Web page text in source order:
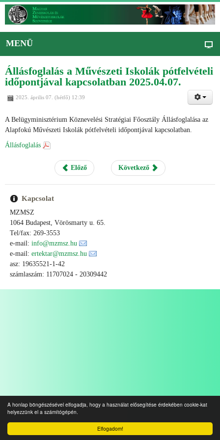
Elfogadom!
A honlap böngészésével elfogadja, hogy a használat elősegítése érdekében cookie-kat
helyezzünk el a számítógépén.
MENÜ
Állásfoglalás a Művészeti Iskolák pótfelvételi
időpontjával kapcsolatban 2025.04.07.
2025. április 07. (hétfő) 12:39
A Belügyminisztérium Köznevelési Stratégiai Főosztály Állásfoglalása az
Alapfokú Művészeti Iskolák pótfelvételi időpontjával kapcsolatban.
Állásfoglalás
Előző Következő
Kapcsolat
MZMSZ
1064 Budapest, Vörösmarty u. 65.
Tel/fax: 269-3553
e-mail: info@mzmsz.hu
e-mail: ertektar@mzmsz.hu
asz: 19635521-1-42
számlaszám: 11707024 - 20309442